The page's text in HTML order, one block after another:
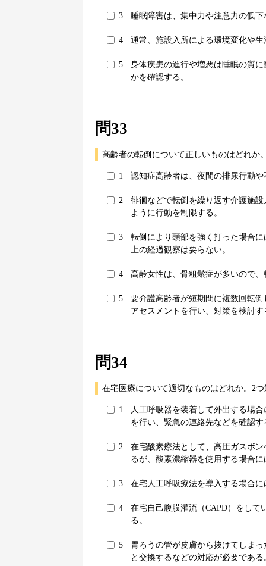
3 睡眠障害は、集中力や注意力の低
4 通常、施設入所による環境変化や
5
身体疾患の進行や増悪は睡眠の質
かを確認する。
問33
高齢者の転倒について正しいものはどれか
1 認知症高齢者は、夜間の排尿行動
2
徘徊などで転倒を繰り返す介護施
ように行動を制限する。
3
転倒により頭部を強く打った場合
上の経過観察は要らない。
4 高齢女性は、骨粗鬆症が多いので
5
要介護高齢者が短期間に複数回転
アセスメントを行い、対策を検討
問34
在宅医療について適切なものはどれか。2
1
人工呼吸器を装着して外出する場
を行い、緊急の連絡先などを確認す
2
在宅酸素療法として、高圧ガスボ
るが、酸素濃縮器を使用する場合
3 在宅人工呼吸療法を導入する場合
4
在宅自己腹膜灌流（CAPD）をして
る。
5
胃ろうの管が皮膚から抜けてしま
と交換するなどの対応が必要である